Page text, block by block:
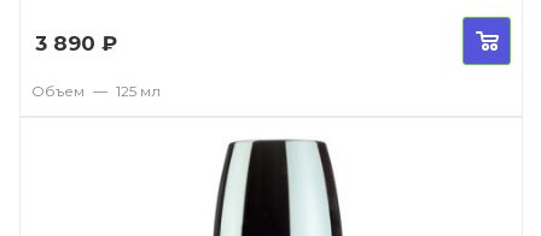
3 890 ₽
Объем — 125 мл